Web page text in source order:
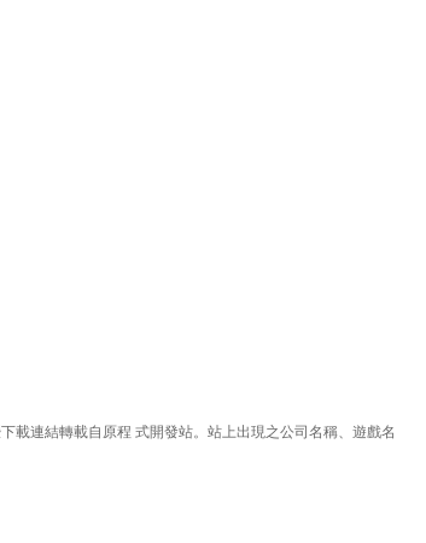
連結轉載自原程 式開發站。站上出現之公司名稱、遊戲名